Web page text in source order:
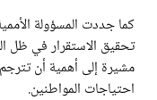
كما جددت المسؤولة
تحقيق الاستقرار في ظل
مشيرة إلى أهمية أن
احتياجات المواطنين.